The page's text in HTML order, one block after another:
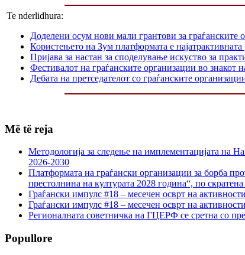
Te nderlidhura:
Доделени осум нови мали грантови за граѓанските
Користењето на Зум платформата е
Пријава за настан за споделување искуство за
Фестивалот на граѓанските организации во
Дебата на претседателот со граѓанските
Më të reja
Методологија за следење на имплементацијата на
2026-2030
Платформата на граѓански организации за борба
престолнина на културата 2028 година“, по скратена
Граѓански импулс #18 – месечен осврт на
Граѓански импулс #18 – месечен осврт на
Регионалната советничка на ГЦЕРФ се сретна со
Popullore